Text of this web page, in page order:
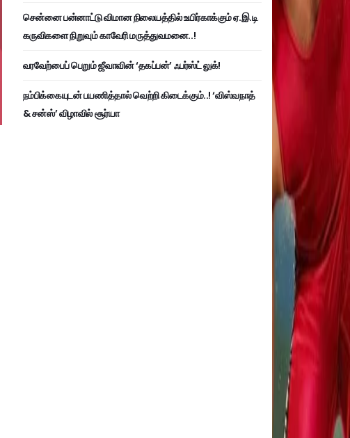
சென்னை பன்னாட்டு விமான நிலையத்தில் உயிர்காக்கும் ஏ.இ.டி
கருவிகளை நிறுவும் காவேரி மருத்துவமனை..!
வரவேற்பைப் பெறும் ஜீவாவின் ‘தகப்பன்’ ஃபர்ஸ்ட் லுக்!
நம்பிக்கையுடன் பயணித்தால் வெற்றி கிடைக்கும்..! ‘விஸ்வநாத்
& சன்ஸ்’ விழாவில் சூர்யா